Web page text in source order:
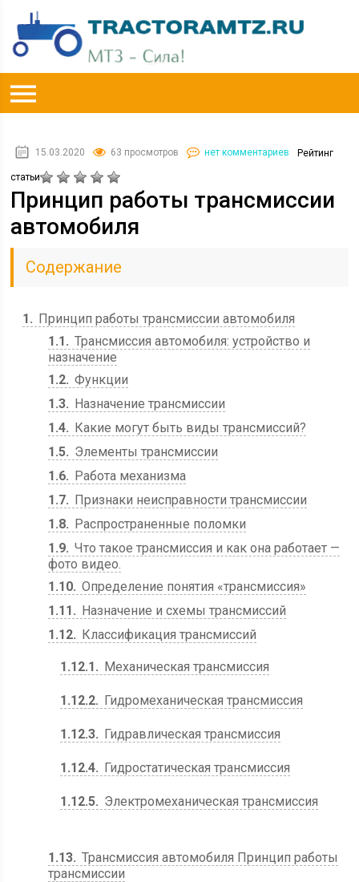
15.03.2020 63 просмотров нет комментариев Рейтинг
статьи
Принцип работы трансмиссии
автомобиля
Содержание
1
Принцип работы трансмиссии автомобиля
1.1
Трансмиссия автомобиля: устройство и
назначение
1.2 Функции
1.3
Назначение трансмиссии
1.4
Какие могут быть виды трансмиссий?
1.5
Элементы трансмиссии
1.6
Работа механизма
1.7
Признаки неисправности трансмиссии
1.8
Распространенные поломки
1.9 Что такое трансмиссия и как она работает —
фото видео.
1.10 Определение понятия «трансмиссия»
1.11
Назначение и схемы трансмиссий
1.12
Классификация трансмиссий
1.12.1 Механическая трансмиссия
1.12.2 Гидромеханическая трансмиссия
1.12.3 Гидравлическая трансмиссия
1.12.4 Гидростатическая трансмиссия
1.12.5 Электромеханическая трансмиссия
1.13 Трансмиссия автомобиля Принцип работы
трансмиссии